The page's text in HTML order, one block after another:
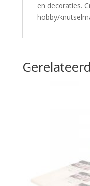
en decoraties.
hobby/